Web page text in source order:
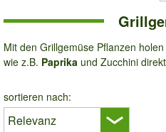
Mit den Grillgemüse Pflanzen
wie z.B. Paprika und Zucchini
sortieren nach: